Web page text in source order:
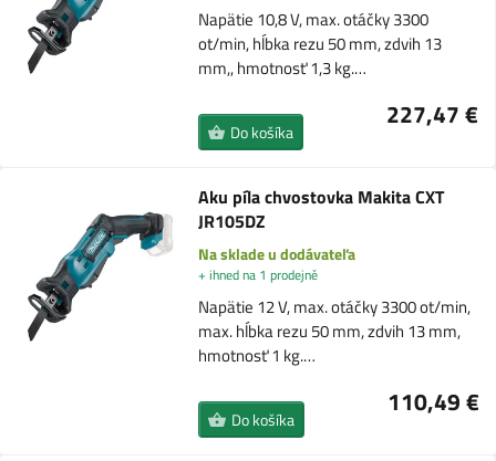
Napätie 10,8 V, max. otáčky 3300
ot/min, hĺbka rezu 50 mm, zdvih 13
mm,, hmotnosť 1,3 kg.…
227,47 €
Do košíka
Aku píla chvostovka Makita CXT
JR105DZ
Na sklade u dodávateľa
+ ihned na 1 prodejně
Napätie 12 V, max. otáčky 3300 ot/min,
max. hĺbka rezu 50 mm, zdvih 13 mm,
hmotnosť 1 kg.…
110,49 €
Do košíka